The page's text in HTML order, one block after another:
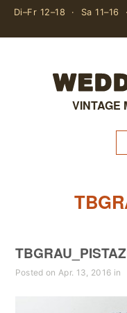
Di–Fr 12–18 · Sa
VINTAGE
Posted on Apr. 13, 2016 in